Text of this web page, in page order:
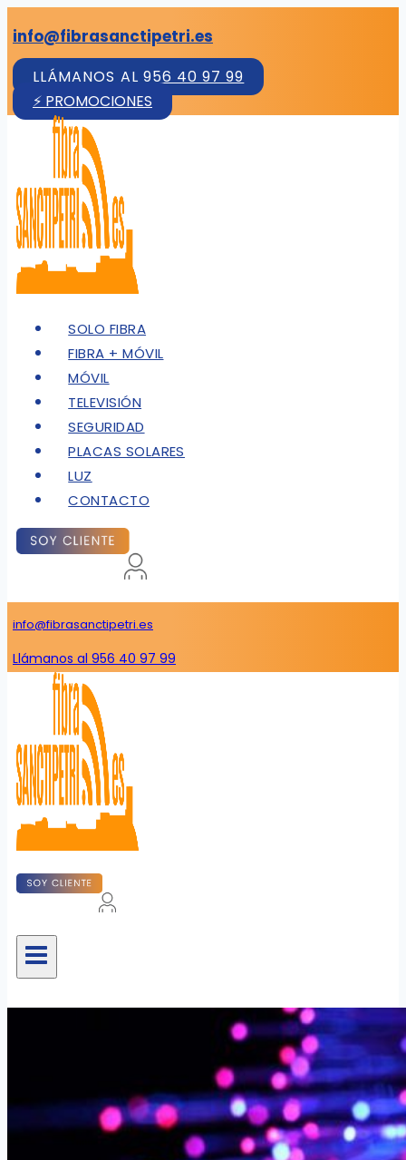
al
contenido
info@fibrasanctipetri.es
LLÁMANOS AL 956 40 97 99
⚡ PROMOCIONES
SOLO FIBRA
FIBRA + MÓVIL
MÓVIL
TELEVISIÓN
SEGURIDAD
PLACAS SOLARES
LUZ
CONTACTO
info@fibrasanctipetri.es
Llámanos al 956 40 97 99